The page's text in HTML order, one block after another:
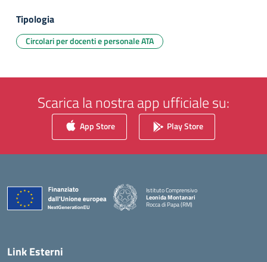
Tipologia
Circolari per docenti e personale ATA
Scarica la nostra app ufficiale su:
App Store Play Store
Istituto Comprensivo
Leonida Montanari
Rocca di Papa (RM)
— Visita la pagina iniziale della scuola
Link Esterni